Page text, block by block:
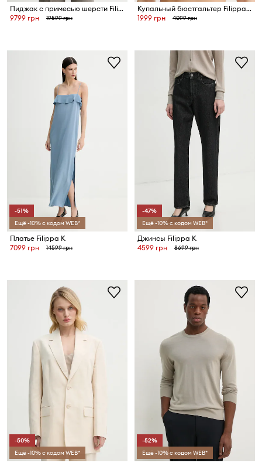
Пиджак с примесью шерсти Filippa K
9799 грн
19599 грн
Купальный бюстгальтер Filippa K
1999 грн
4099 грн
-51%
Ещё -10% с кодом WEB*
Платье Filippa K
7099 грн
14599 грн
-47%
Ещё -10% с кодом WEB*
Джинсы Filippa K
4599 грн
8699 грн
-50%
Ещё -10% с кодом WEB*
-52%
Ещё -10% с кодом WEB*